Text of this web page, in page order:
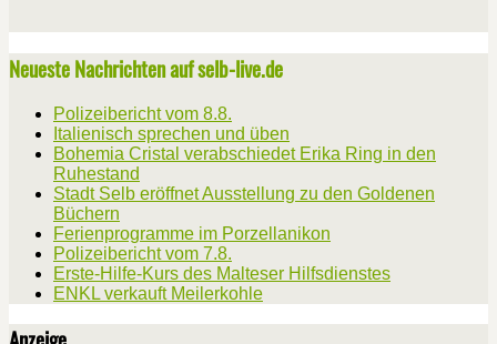
Neueste Nachrichten auf selb-live.de
Polizeibericht vom 8.8.
Italienisch sprechen und üben
Bohemia Cristal verabschiedet Erika Ring in den
Ruhestand
Stadt Selb eröffnet Ausstellung zu den Goldenen
Büchern
Ferienprogramme im Porzellanikon
Polizeibericht vom 7.8.
Erste-Hilfe-Kurs des Malteser Hilfsdienstes
ENKL verkauft Meilerkohle